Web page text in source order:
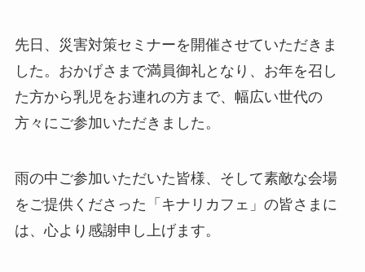
先日、災害対策セミナーを開催させていただきま
した。おかげさまで満員御礼となり、お年を召し
た方から乳児をお連れの方まで、幅広い世代の
方々にご参加いただきました。
雨の中ご参加いただいた皆様、そして素敵な会場
をご提供くださった「キナリカフェ」の皆さまに
は、心より感謝申し上げます。